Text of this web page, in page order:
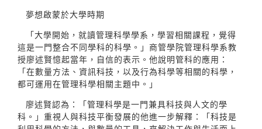
夢想啟蒙於大學時期
「大學開始，就讀管理科學學系，學習相關課程，覺得
這是一門整合不同學科的科學。」商管學院管理科學系教
授廖述賢憶起當年，自信的表示。他說明管科的應用：
「在數量方法、資訊科技，以及行為科學等相關的科學，
都可運用在管理科學相關主題中。」
廖述賢認為：「管理科學是一門兼具科技與人文的學
科。」重視人與科技平衡發展的他進一步解釋：「科技是